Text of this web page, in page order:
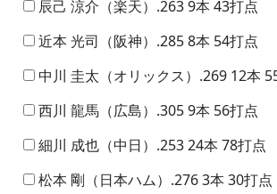
辰己 涼介（楽天）.263 9本 43打点
近本 光司（阪神）.285 8本 54打点
中川 圭太（オリックス）.269 12本
西川 龍馬（広島）.305 9本 56打点
細川 成也（中日）.253 24本 78打点
松本 剛（日本ハム）.276 3本 30打点